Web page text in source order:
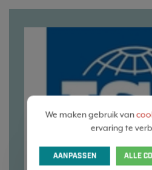
We maken gebruik van
ervaring te
AANPASSEN ALLE